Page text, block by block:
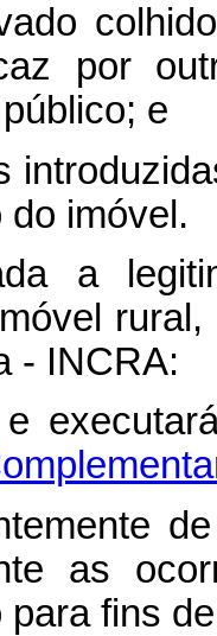
por
e
imóvel.
a
- INCRA:
as
fins